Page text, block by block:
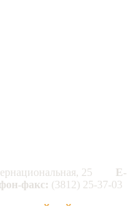
25
E-
факс: (3812) 25-37-03